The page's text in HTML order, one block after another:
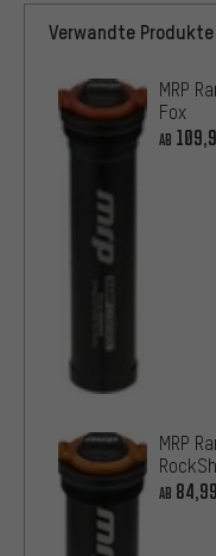
Verwandte Produkte
MRP
Fox
AB
MRP
AB